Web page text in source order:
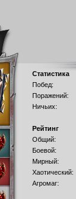
Статистика
Побед:
Поражений:
Ничьих:
Рейтинг
Общий:
Боевой:
Мирный:
Хаотический:
Агромаг: